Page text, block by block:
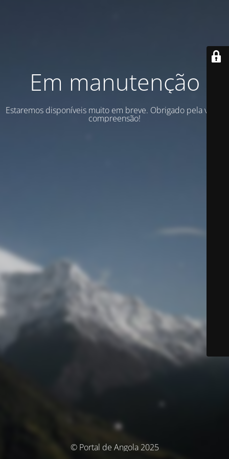
Em manutenção
Estaremos disponíveis muito em breve. Obrigado pela vossa
compreensão!
© Portal de Angola 2025